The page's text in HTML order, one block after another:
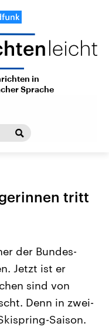
in
Sprache
tritt
der Bundes-
Jetzt ist er
sind von
Denn in zwei-
Saison.